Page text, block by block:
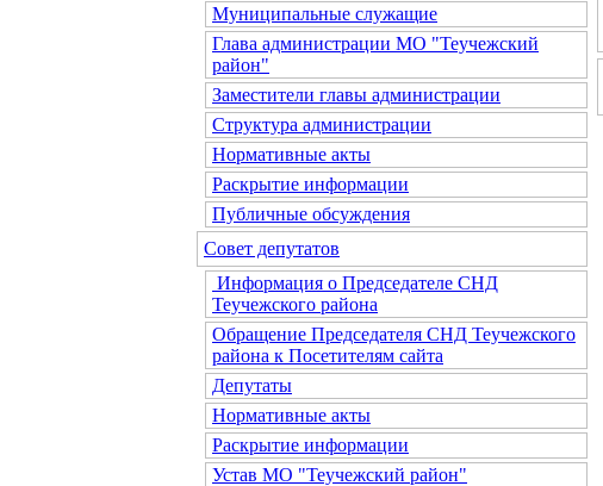
Муниципальные служащие
Глава администрации МО "Теучежский
район"
Заместители главы администрации
Структура администрации
Нормативные акты
Раскрытие информации
Публичные обсуждения
Совет депутатов
Информация о Председателе СНД
Теучежского района
Обращение Председателя СНД Теучежского
района к Посетителям сайта
Депутаты
Нормативные акты
Раскрытие информации
Устав МО "Теучежский район"